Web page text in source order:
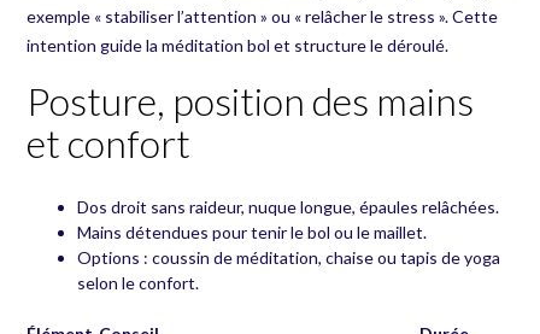
exemple « stabiliser l’attention » ou « relâcher le stress ». Cette
intention guide la méditation bol et structure le déroulé.
Posture, position des mains
et confort
Dos droit sans raideur, nuque longue, épaules relâchées.
Mains détendues pour tenir le bol ou le maillet.
Options : coussin de méditation, chaise ou tapis de yoga
selon le confort.